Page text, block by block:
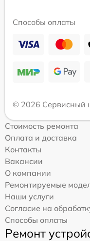
Способы оплаты
© 2026 Сервисный
Стоимость ремонта
Оплата и доставка
Контакты
Вакансии
О компании
Ремонтируемые
Наши услуги
Согласие на
Способы оплаты
Ремонт